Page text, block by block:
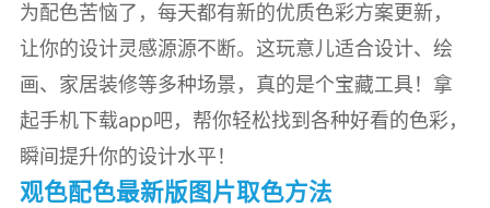
为配色苦恼了，每天都有新的优质色彩方案更新，
让你的设计灵感源源不断。这玩意儿适合设计、绘
画、家居装修等多种场景，真的是个宝藏工具！拿
起手机下载app吧，帮你轻松找到各种好看的色彩，
瞬间提升你的设计水平！
观色配色最新版图片取色方法